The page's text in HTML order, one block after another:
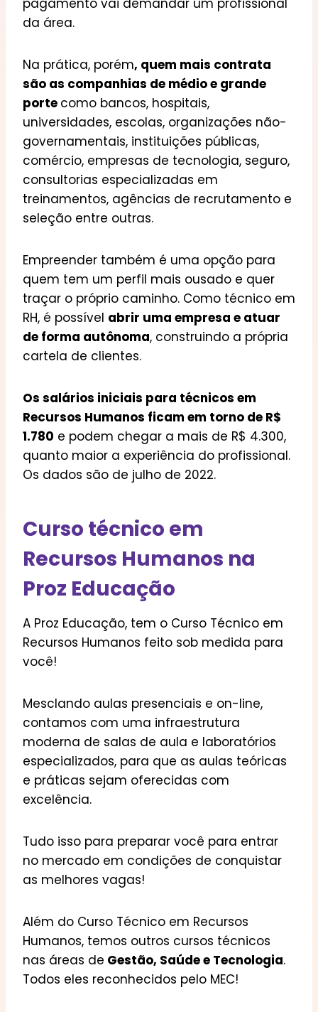
pagamento vai demandar um profissional
da área.
Na prática, porém, quem mais contrata
são as companhias de médio e grande
porte como bancos, hospitais,
universidades, escolas, organizações não-
governamentais, instituições públicas,
comércio, empresas de tecnologia, seguro,
consultorias especializadas em
treinamentos, agências de recrutamento e
seleção entre outras.
Empreender também é uma opção para
quem tem um perfil mais ousado e quer
traçar o próprio caminho. Como técnico em
RH, é possível abrir uma empresa e atuar
de forma autônoma, construindo a própria
cartela de clientes.
Os salários iniciais para técnicos em
Recursos Humanos ficam em torno de R$
1.780 e podem chegar a mais de R$ 4.300,
quanto maior a experiência do profissional.
Os dados são de julho de 2022.
Curso técnico em
Recursos Humanos na
Proz Educação
A Proz Educação, tem o Curso Técnico em
Recursos Humanos feito sob medida para
você!
Mesclando aulas presenciais e on-line,
contamos com uma infraestrutura
moderna de salas de aula e laboratórios
especializados, para que as aulas teóricas
e práticas sejam oferecidas com
excelência.
Tudo isso para preparar você para entrar
no mercado em condições de conquistar
as melhores vagas!
Além do Curso Técnico em Recursos
Humanos, temos outros cursos técnicos
nas áreas de Gestão, Saúde e Tecnologia.
Todos eles reconhecidos pelo MEC!